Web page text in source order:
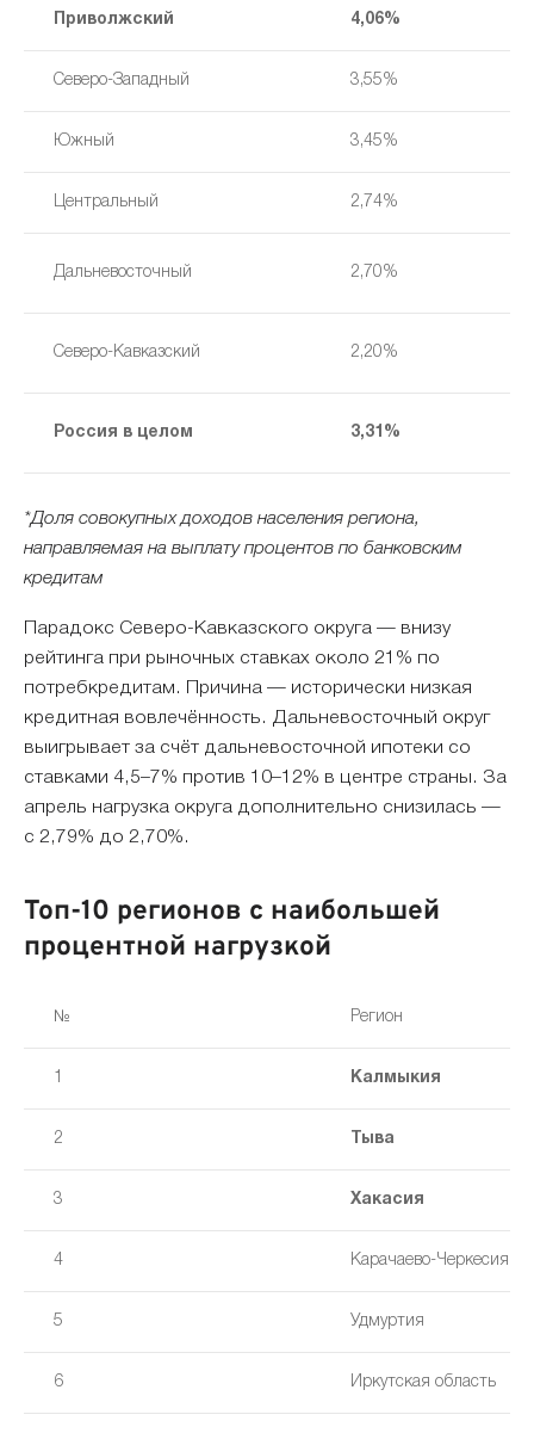
Приволжский 4,06%
Северо-Западный 3,55%
Южный 3,45%
Центральный 2,74%
Дальневосточный 2,70%
Северо-Кавказский 2,20%
Россия в целом 3,31%
*Доля совокупных доходов населения региона,
направляемая на выплату процентов по банковским
кредитам
Парадокс Северо-Кавказского округа — внизу
рейтинга при рыночных ставках около 21% по
потребкредитам. Причина — исторически низкая
кредитная вовлечённость. Дальневосточный округ
выигрывает за счёт дальневосточной ипотеки со
ставками 4,5–7% против 10–12% в центре страны. За
апрель нагрузка округа дополнительно снизилась —
с 2,79% до 2,70%.
Топ-10 регионов с наибольшей
процентной нагрузкой
№ Регион
1 Калмыкия
2 Тыва
3 Хакасия
4 Карачаево-Черкесия
5 Удмуртия
6 Иркутская область